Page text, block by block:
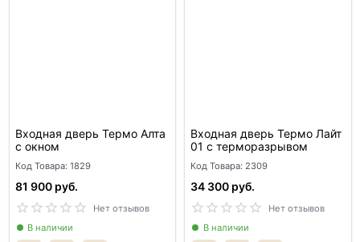
Входная дверь Термо Алта
с окном
Код Товара: 1829
81 900 руб.
Нет отзывов
В наличии
Входная дверь Термо Лайт
01 с терморазрывом
Код Товара: 2309
34 300 руб.
Нет отзывов
В наличии